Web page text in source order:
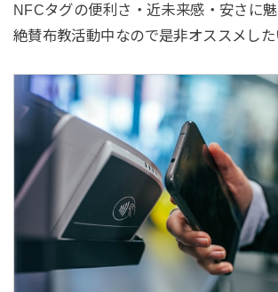
NFCタグの便利さ・近未来感・安さに魅
絶賛布教活動中なので是非オススメした